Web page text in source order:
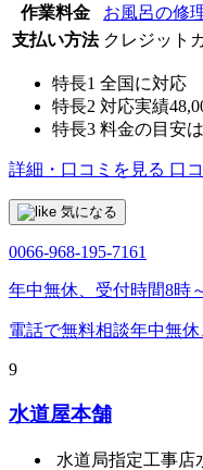
作業料金
お風呂の修
支払い方法 クレジット
特長1 全国に対応
特長2 対応実績
特長3 料金の目安
詳細・口コミを見る 口
気になる
0066-968-195-7161
年中無休、受付時間8時
電話で無料相談年中無
9
水道屋本舗
水道局指定工事店